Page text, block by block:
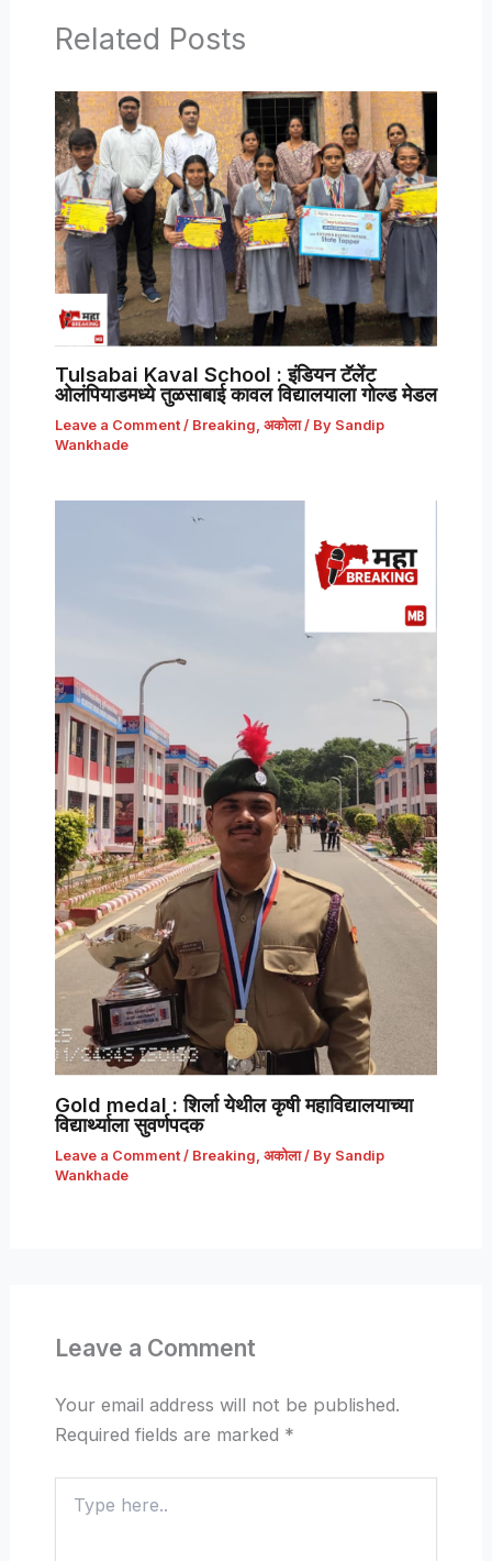
Related Posts
Tulsabai Kaval School : इंडियन टॅलेंट
ओलंपियाडमध्ये तुळसाबाई कावल विद्यालयाला गोल्ड मेडल
Leave a Comment / Breaking अकोला/ By Sandip
Wankhade
Gold medal : शिर्ला येथील कृषी महाविद्यालयाच्या
विद्यार्थ्याला सुवर्णपदक
Leave a Comment / Breaking अकोला/ By Sandip
Wankhade
Leave a Comment
Your email address will not be published.
Required fields are marked *
here..